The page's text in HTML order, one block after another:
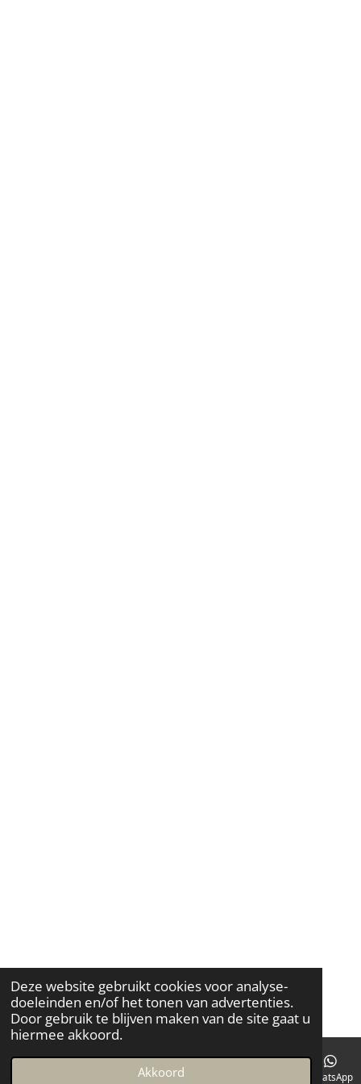
Deze website gebruikt cookies voor analyse-
doeleinden en/of het tonen van advertenties.
Door gebruik te blijven maken van de site gaat u
hiermee akkoord.
Akkoord
Instagram WhatsApp